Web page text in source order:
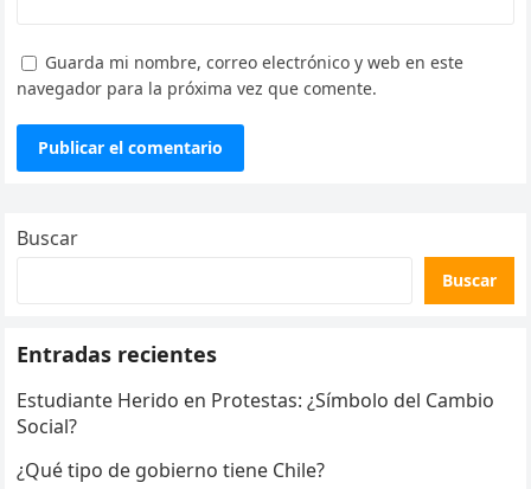
Guarda mi nombre, correo electrónico y web en este
navegador para la próxima vez que comente.
Buscar
Buscar
Entradas recientes
Estudiante Herido en Protestas: ¿Símbolo del Cambio
Social?
¿Qué tipo de gobierno tiene Chile?